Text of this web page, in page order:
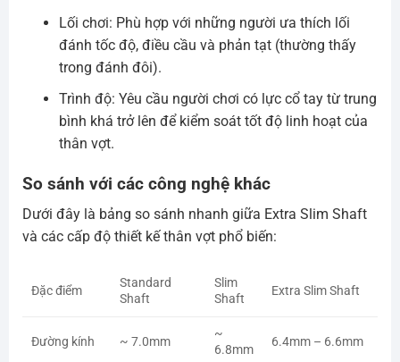
Lối chơi: Phù hợp với những người ưa thích lối
đánh tốc độ, điều cầu và phản tạt (thường thấy
trong đánh đôi).
Trình độ: Yêu cầu người chơi có lực cổ tay từ trung
bình khá trở lên để kiểm soát tốt độ linh hoạt của
thân vợt.
So sánh với các công nghệ khác
Dưới đây là bảng so sánh nhanh giữa Extra Slim Shaft
và các cấp độ thiết kế thân vợt phổ biến:
Đặc điểm
Standard
Shaft
Slim
Shaft
Extra Slim Shaft
Đường kính ~ 7.0mm
~
6.8mm
6.4mm – 6.6mm